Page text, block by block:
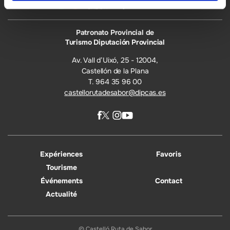
Patronato Provincial de
Turismo Diputación Provincial
Av. Vall d’Uixó, 25 - 12004,
Castellón de la Plana
T. 964 35 96 00
castellorutadesabor@dipcas.es
Expériences
Tourisme
Événements
Actualité
Favoris
Contact